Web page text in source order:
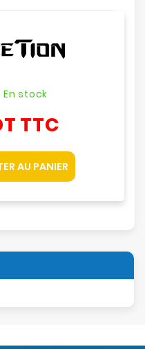
En stock
TTC
AU PANIER